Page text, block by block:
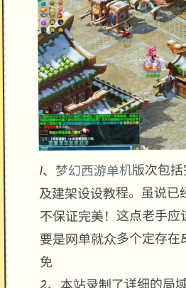
1、梦幻西游单机版次包括
及建架设设教程。虽说已
不保证完美！这点老手应
要是网单就众多个定存在
免